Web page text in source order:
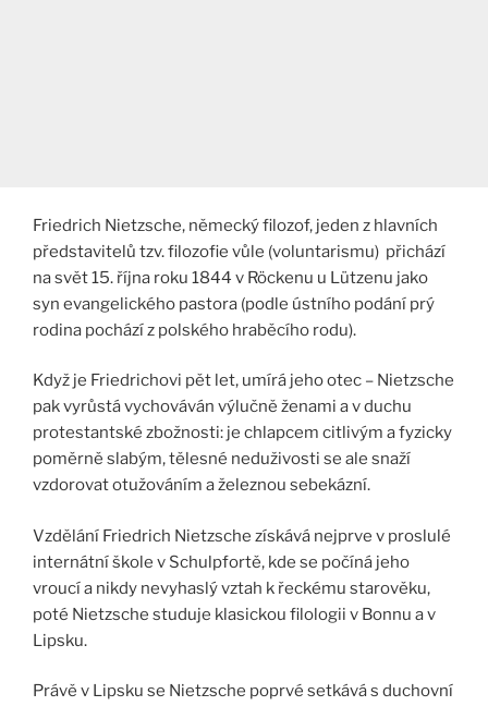
Friedrich Nietzsche, německý filozof, jeden z hlavních
představitelů tzv. filozofie vůle (voluntarismu) přichází
na svět 15. října roku 1844 v Röckenu u Lützenu jako
syn evangelického pastora (podle ústního podání prý
rodina pochází z polského hraběcího rodu).
Když je Friedrichovi pět let, umírá jeho otec – Nietzsche
pak vyrůstá vychováván výlučně ženami a v duchu
protestantské zbožnosti: je chlapcem citlivým a fyzicky
poměrně slabým, tělesné neduživosti se ale snaží
vzdorovat otužováním a železnou sebekázní.
Vzdělání Friedrich Nietzsche získává nejprve v proslulé
internátní škole v Schulpfortě, kde se počíná jeho
vroucí a nikdy nevyhaslý vztah k řeckému starověku,
poté Nietzsche studuje klasickou filologii v Bonnu a v
Lipsku.
Právě v Lipsku se Nietzsche poprvé setkává s duchovní